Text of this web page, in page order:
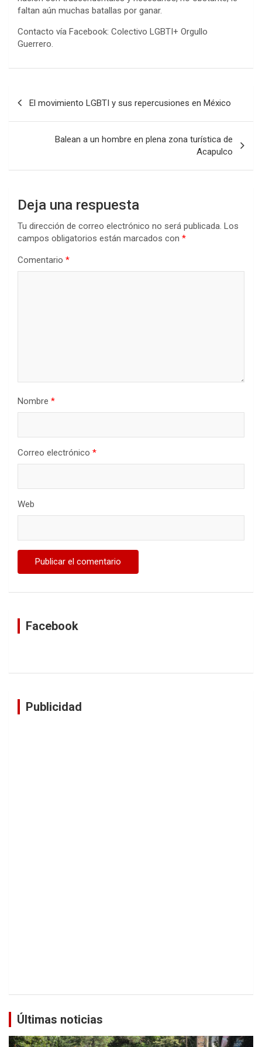
faltan aún muchas batallas por ganar.
Contacto vía Facebook: Colectivo LGBTI+ Orgullo
Guerrero.
El movimiento LGBTI y sus repercusiones en México
Balean a un hombre en plena zona turística de
Acapulco
Deja una respuesta
Tu dirección de correo electrónico no será publicada. Los
campos obligatorios están marcados con *
Comentario *
Nombre *
Correo electrónico *
Web
Facebook
Publicidad
Últimas noticias